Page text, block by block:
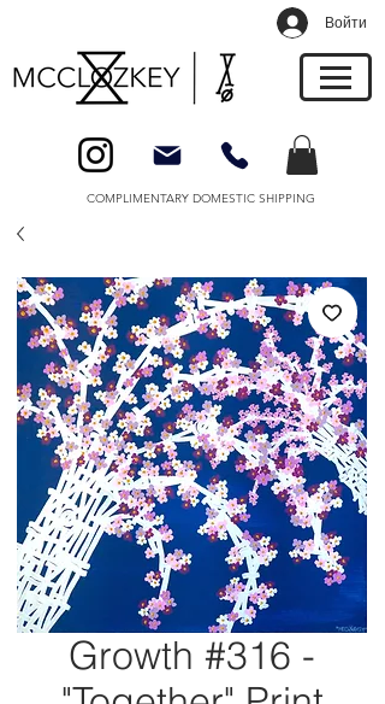
Войти
COMPLIMENTARY DOMESTIC SHIPPING
Growth #316 -